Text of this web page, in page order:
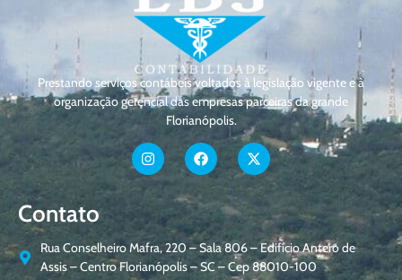
Prestando serviços contábeis voltados à legislação vigente e à
organização gerencial das empresas parceiras da grande
Florianópolis.
Contato
Rua Conselheiro Mafra, 220 – Sala 806 – Edifício Antero de
Assis – Centro Florianópolis – SC – Cep 88010-100